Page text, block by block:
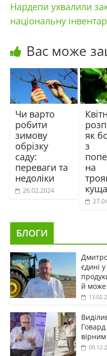
Нардепи ухвалили
національну
Вас може
Чи варто
робити
зимову
обрізку
саду:
переваги та
недоліки
26.02.2024
як
з
на
БЛОГИ
єдині
й може